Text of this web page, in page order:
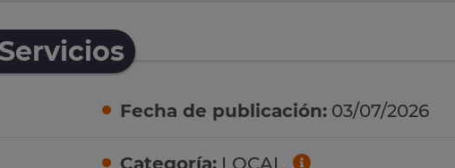
Fecha de publicación: 03/07/2026
Categoría: LOCAL